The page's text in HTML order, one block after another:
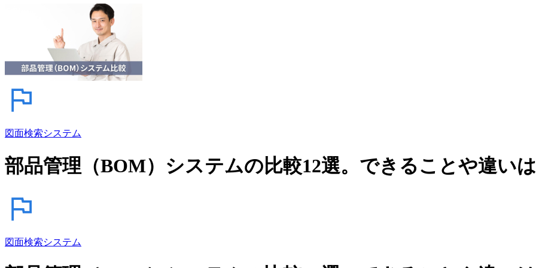
図面検索システム
部品管理（BOM）システムの比較12選。できることや違い
図面検索システム